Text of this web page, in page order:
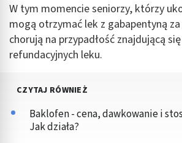
W tym momencie seniorzy, którzy
mogą otrzymać lek z gabapentyną
chorują na przypadłość znajdującą
refundacyjnych leku.
CZYTAJ RÓWNIEŻ
Baklofen - cena, dawkowanie i
Jak działa?